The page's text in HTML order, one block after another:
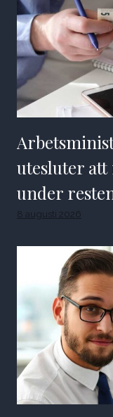
utesluter
under
8 augusti 2026